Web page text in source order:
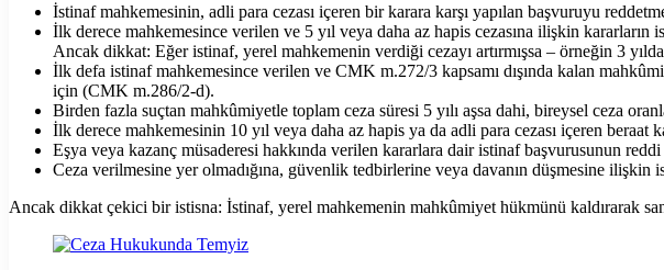
İstinaf mahkemesinin, adli para cezası içeren bir karara karşı yapılan başvuruyu
İlk derece mahkemesince verilen ve 5 yıl veya daha az hapis cezasına ilişkin
Ancak dikkat: Eğer istinaf, yerel mahkemenin verdiği cezayı artırmışsa – örneğin 3
İlk defa istinaf mahkemesince verilen ve CMK m.272/3 kapsamı dışında kalan
için (CMK m.286/2-d).
Birden fazla suçtan mahkûmiyetle toplam ceza süresi 5 yılı aşsa dahi, bireysel ceza
İlk derece mahkemesinin 10 yıl veya daha az hapis ya da adli para cezası içeren
Eşya veya kazanç müsaderesi hakkında verilen kararlara dair istinaf başvurusunun
Ceza verilmesine yer olmadığına, güvenlik tedbirlerine veya davanın düşmesine
Ancak dikkat çekici bir istisna: İstinaf, yerel mahkemenin mahkûmiyet hükmünü kaldırarak